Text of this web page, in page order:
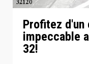
Profitez
impeccable
32!